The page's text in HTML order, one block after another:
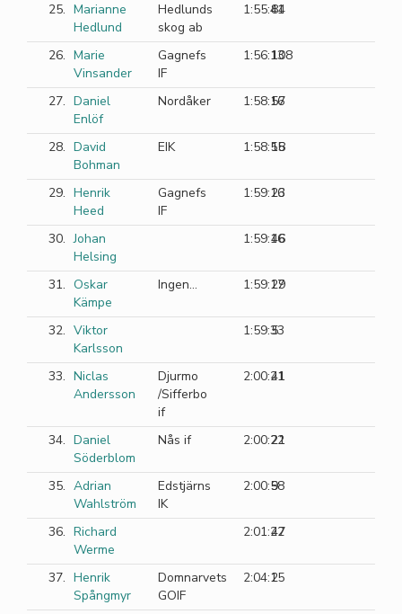
25. Marianne
Hedlund
Hedlunds
skog ab
1:55:41
84
26. Marie
Vinsander
Gagnefs
IF
1:56:13
108
27. Daniel
Enlöf
Nordåker 1:58:16
57
28. David
Bohman
EIK 1:58:55
18
29. Henrik
Heed
Gagnefs
IF
1:59:16
23
30. Johan
Helsing
1:59:16
46
31. Oskar
Kämpe
Ingen… 1:59:17
29
32. Viktor
Karlsson
1:59:33
5
33. Niclas
Andersson
Djurmo
/Sifferbo
if
2:00:21
41
34. Daniel
Söderblom
Nås if 2:00:22
21
35. Adrian
Wahlström
Edstjärns
IK
2:00:58
9
36. Richard
Werme
2:01:22
47
37. Henrik
Spångmyr
Domnarvets
GOIF
2:04:15
2